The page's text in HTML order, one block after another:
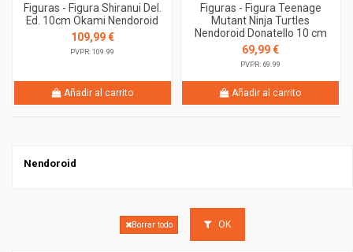
Figuras - Figura Shiranui Del.
Ed. 10cm Okami Nendoroid
109,99 €
PVPR: 109.99
Añadir al carrito
Figuras - Figura Teenage
Mutant Ninja Turtles
Nendoroid Donatello 10 cm
69,99 €
PVPR: 69.99
Añadir al carrito
Nendoroid
Borrar todo OK